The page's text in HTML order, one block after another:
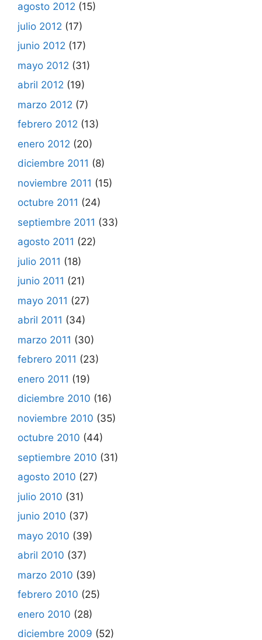
agosto 2012 (15)
julio 2012 (17)
junio 2012 (17)
mayo 2012 (31)
abril 2012 (19)
marzo 2012 (7)
febrero 2012 (13)
enero 2012 (20)
diciembre 2011 (8)
noviembre 2011 (15)
octubre 2011 (24)
septiembre 2011 (33)
agosto 2011 (22)
julio 2011 (18)
junio 2011 (21)
mayo 2011 (27)
abril 2011 (34)
marzo 2011 (30)
febrero 2011 (23)
enero 2011 (19)
diciembre 2010 (16)
noviembre 2010 (35)
octubre 2010 (44)
septiembre 2010 (31)
agosto 2010 (27)
julio 2010 (31)
junio 2010 (37)
mayo 2010 (39)
abril 2010 (37)
marzo 2010 (39)
febrero 2010 (25)
enero 2010 (28)
diciembre 2009 (52)